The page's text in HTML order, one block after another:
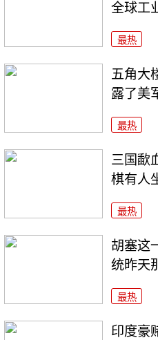
全球工
最热
五角大
露了美
最热
三国歃
棋有人
最热
胡塞这
统昨天
最热
印度豪